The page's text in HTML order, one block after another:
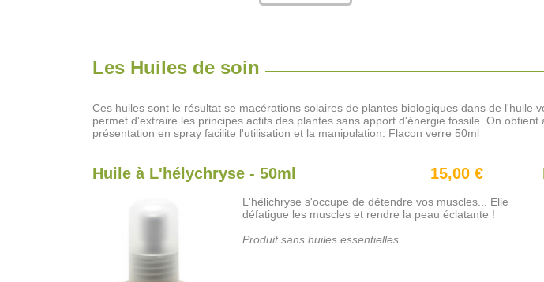
Les Huiles de soin
Ces huiles sont le résultat se macérations solaires de plantes biologiques dans de
permet d'extraire les principes actifs des plantes sans apport d'énergie fossile. On
présentation en spray facilite l'utilisation et la manipulation. Flacon verre 50ml
Huile à L'hélychryse - 50ml 15,00 €
L'hélichryse s'occupe de détendre vos muscles... Elle
défatigue les muscles et rendre la peau éclatante !
Produit sans huiles essentielles.